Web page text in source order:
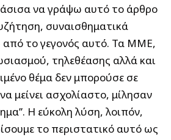
να γράψω αυτό το άρθρο
συναισθηματικά
από το γεγονός αυτό. Τα ΜΜΕ,
τηλεθέασης αλλά και
θέμα δεν μπορούσε σε
μείνει ασχολίαστο, μίλησαν
Η εύκολη λύση, λοιπόν,
το περιστατικό αυτό ως